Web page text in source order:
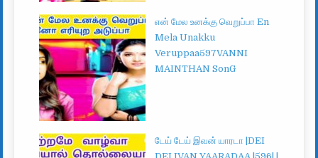
என் மேல உனக்கு வெறுப்பா En
Mela Unakku
Veruppaa597VANNI
MAINTHAN SonG
டேய் டேய் இவன் யாரடா |DEI